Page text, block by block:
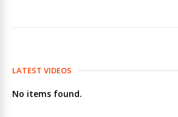
LATEST VIDEOS
No items found.